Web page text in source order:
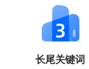
长尾关键词